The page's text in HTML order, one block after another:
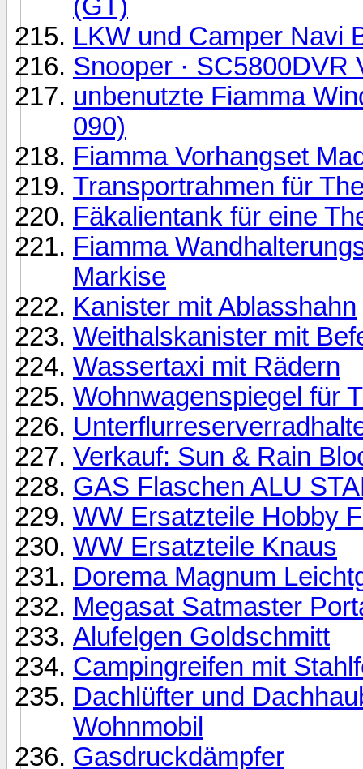
(GT)
LKW und Camper Navi
Snooper ·
unbenutzte Fiamma
090)
Fiamma Vorhangset
Transportrahmen für
Fäkalientank für eine
Fiamma
Markise
Kanister mit Ablasshahn
Weithalskanister mit
Wassertaxi mit Rädern
Wohnwagenspiegel für
Verkauf: Sun & Rain
GAS Flaschen ALU
WW Ersatzteile Hobby
WW Ersatzteile Knaus
Dorema Magnum
Megasat Satmaster
Alufelgen Goldschmitt
Campingreifen mit
Dachlüfter und
Wohnmobil
Gasdruckdämpfer